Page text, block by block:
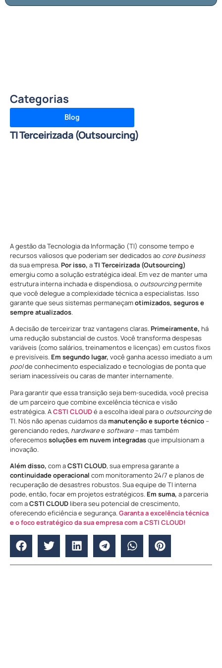
Categorias
Blog
TI Terceirizada (Outsourcing)
A gestão da Tecnologia da Informação (TI) consome tempo e
recursos valiosos que poderiam ser dedicados ao core business
da sua empresa. Por isso, aTI Terceirizada (Outsourcing)
emergiu como a solução estratégica ideal. Em vez de manter uma
estrutura interna inchada e dispendiosa, o outsourcingpermite
que você delegue a complexidade técnica a especialistas. Isso
garante que seus sistemas permaneçamotimizados, seguros e
sempre atualizados.
A decisão de terceirizar traz vantagens claras. Primeiramente, há
uma redução substancial de custos. Você transforma despesas
variáveis (como salários, treinamentos e licenças) em custos fixos
e previsíveis. Em segundo lugar, você ganha acesso imediato a um
poolde conhecimento especializado e tecnologias de ponta que
seriam inacessíveis ou caras de manter internamente.
Para garantir que essa transição seja bem-sucedida, você precisa
de um parceiro que combine excelência técnica e visão
estratégica. ACSTI CLOUDé a escolha ideal para o outsourcingde
TI. Nós não apenas cuidamos da manutenção e suporte técnico–
gerenciando redes, hardwaree software– mas também
oferecemossoluções em nuvem integradasque impulsionam a
inovação.
Além disso, com aCSTI CLOUD, sua empresa garante a
continuidade operacional com monitoramento 24/7 e planos de
recuperação de desastres robustos. Sua equipe de TI interna
pode, então, focar em projetos estratégicos. Em suma, a parceria
com aCSTI CLOUD libera seu potencial de crescimento,
oferecendo eficiência e segurança.Garanta a excelência técnica
e o foco estratégico da sua empresa com a CSTI CLOUD!